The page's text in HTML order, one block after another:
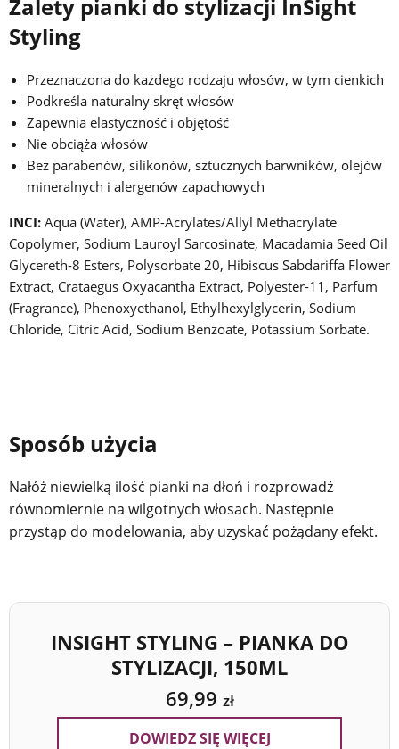
Zalety pianki do stylizacji InSight
Styling
Przeznaczona do każdego rodzaju włosów, w tym cienkich
Podkreśla naturalny skręt włosów
Zapewnia elastyczność i objętość
Nie obciąża włosów
Bez parabenów, silikonów, sztucznych barwników, olejów
mineralnych i alergenów zapachowych
INCI: Aqua (Water), AMP-Acrylates/Allyl Methacrylate
Copolymer, Sodium Lauroyl Sarcosinate, Macadamia Seed Oil
Glycereth-8 Esters, Polysorbate 20, Hibiscus Sabdariffa Flower
Extract, Crataegus Oxyacantha Extract, Polyester-11, Parfum
(Fragrance), Phenoxyethanol, Ethylhexylglycerin, Sodium
Chloride, Citric Acid, Sodium Benzoate, Potassium Sorbate.
Sposób użycia
Nałóż niewielką ilość pianki na dłoń i rozprowadź
równomiernie na wilgotnych włosach. Następnie
przystąp do modelowania, aby uzyskać pożądany efekt.
INSIGHT STYLING – PIANKA DO
STYLIZACJI, 150ML
69,99 zł
DOWIEDZ SIĘ WIĘCEJ